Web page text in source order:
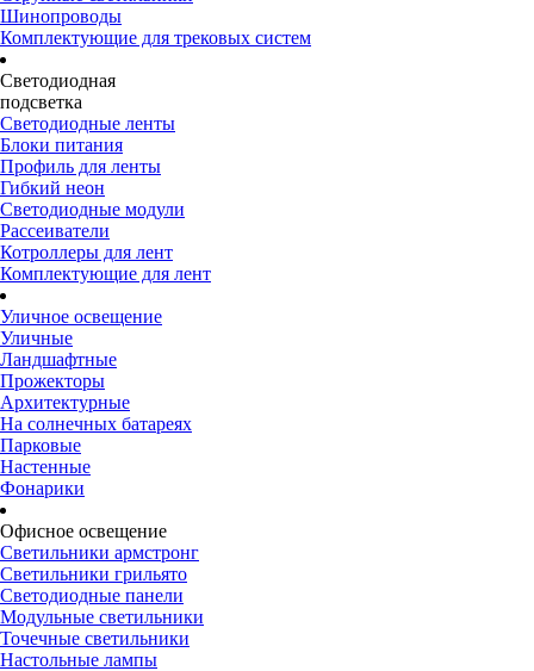
Шинопроводы
Комплектующие для трековых систем
Светодиодная
подсветка
Светодиодные ленты
Блоки питания
Профиль для ленты
Гибкий неон
Светодиодные модули
Рассеиватели
Котроллеры для лент
Комплектующие для лент
Уличное освещение
Уличные
Ландшафтные
Прожекторы
Архитектурные
На солнечных батареях
Парковые
Настенные
Фонарики
Офисное освещение
Светильники армстронг
Светильники грильято
Светодиодные панели
Модульные светильники
Точечные светильники
Настольные лампы